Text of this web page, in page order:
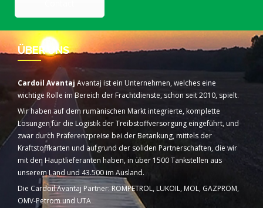
ÜBER UNS
Cardoil Avantaj Avantaj ist ein Unternehmen, welches eine
wichtige Rolle im Bereich der Frachtdienste, schon seit 2010, spielt.
Wir haben auf dem rumänischen Markt integrierte, komplette
Lösungen für die Logistik der Treibstoffversorgung eingeführt, und
zwar durch Präferenzpreise bei der Betankung, mittels der
Kraftstoffkarten und aufgrund der soliden Partnerschaften, die wir
mit den Hauptlieferanten haben, in über 1500 Tankstellen aus
unserem Land und 43.500 im Ausland.
Die Cardoil Avantaj Partner: ROMPETROL, LUKOIL, MOL, GAZPROM,
OMV-Petrom und UTA